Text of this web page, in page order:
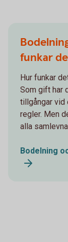
funkar
Hur funkar
Som gift har
tillgångar vid
regler. Men
alla
Bodelning